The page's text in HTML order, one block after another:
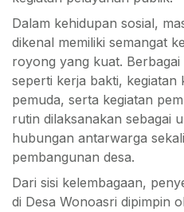
Dalam kehidupan sosial,
dikenal memiliki semangat
royong yang kuat.
seperti kerja bakti, kegiatan
pemuda, serta kegiatan
rutin dilaksanakan sebagai
hubungan antarwarga
pembangunan desa.
Dari sisi kelembagaan,
di Desa Wonoasri dipimpin